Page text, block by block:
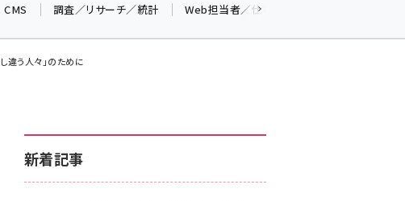
z世代 (1622)
CMS 調査／リサーチ／統計 Web担当者／仕事
違う人々」のために
新着記事